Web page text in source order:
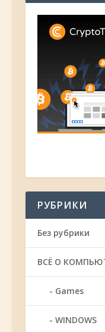
РУБРИКИ
Без рубрики
ВСЁ О
Games
WINDOWS